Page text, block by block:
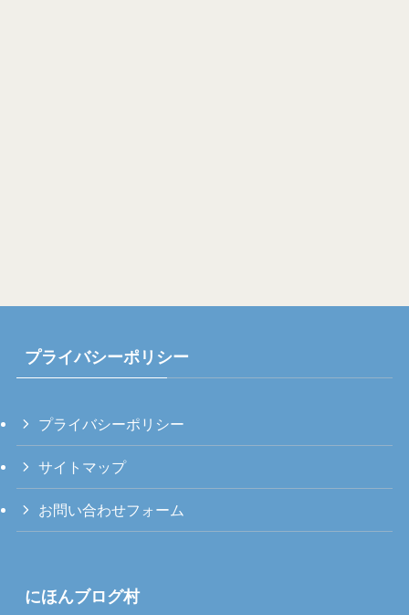
プライバシーポリシー
プライバシーポリシー
サイトマップ
お問い合わせフォーム
にほんブログ村